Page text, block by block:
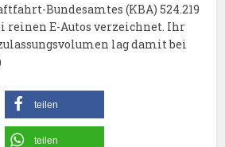
Bundesamtes (KBA) 524.219
reinen E-Autos verzeichnet. Ihr
lag damit bei
teilen
teilen